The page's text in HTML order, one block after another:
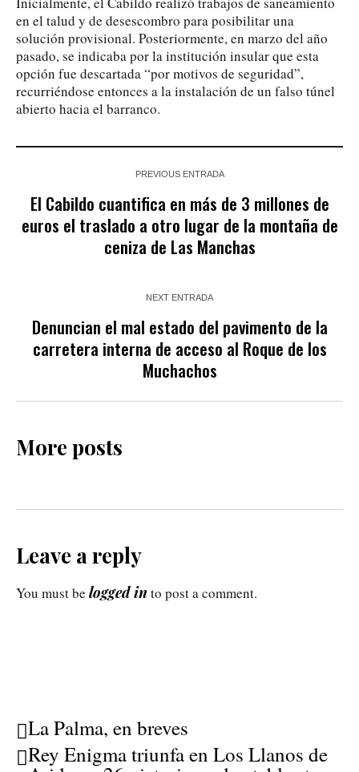
en el talud y de desescombro para posibilitar una
solución provisional. Posteriormente, en marzo del año
pasado, se indicaba por la institución insular que esta
opción fue descartada “por motivos de seguridad”,
recurriéndose entonces a la instalación de un falso túnel
abierto hacia el barranco.
PREVIOUS ENTRADA
El Cabildo cuantifica en más de 3 millones de
euros el traslado a otro lugar de la montaña de
ceniza de Las Manchas
NEXT ENTRADA
Denuncian el mal estado del pavimento de la
carretera interna de acceso al Roque de los
Muchachos
More posts
Leave a reply
You must be logged in to post a comment.
La Palma, en breves
Rey Enigma triunfa en Los Llanos de